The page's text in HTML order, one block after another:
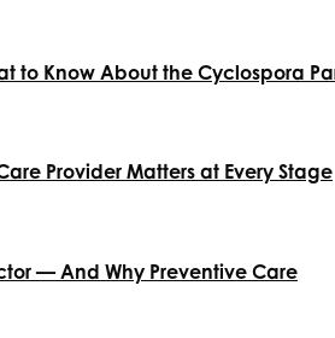
to Know About the Cyclospora
Provider Matters at Every Stage
— And Why Preventive Care